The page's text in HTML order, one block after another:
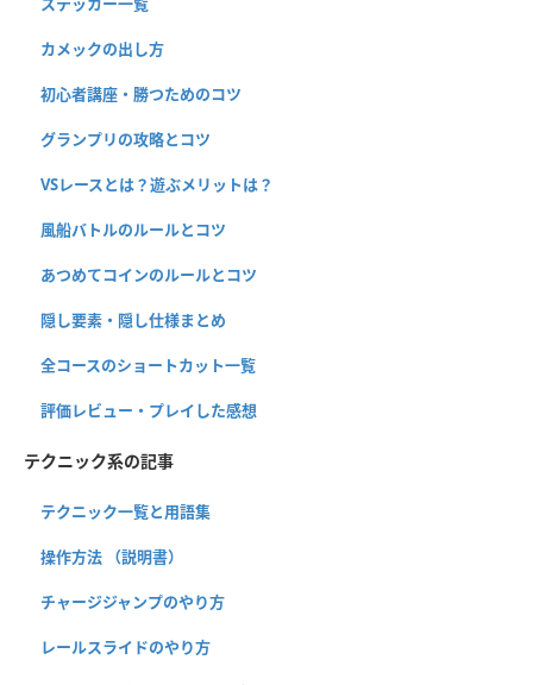
カメックの出し方
初心者講座・勝つためのコツ
グランプリの攻略とコツ
VSレースとは？遊ぶメリットは？
風船バトルのルールとコツ
あつめてコインのルールとコツ
隠し要素・隠し仕様まとめ
全コースのショートカット一覧
評価レビュー・プレイした感想
テクニック系の記事
テクニック一覧と用語集
操作方法 （説明書）
チャージジャンプのやり方
レールスライドのやり方